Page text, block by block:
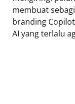
membuat
branding
AI yang terlalu